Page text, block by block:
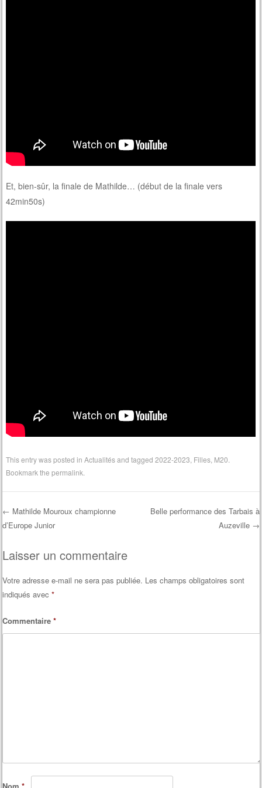
Et, bien-sûr, la finale de Mathilde… (début de la finale vers
42min50s)
This entry was posted inActualitésand tagged2022-2023 Filles M20
Bookmark thepermalink
Post navigation
← Mathilde Mouroux championne
d’Europe Junior
Belle performance des Tarbais à
Auzeville →
Laisser un commentaire
Votre adresse e-mail ne sera pas publiée. Les champs obligatoires sont
indiqués avec*
Commentaire*
Nom*